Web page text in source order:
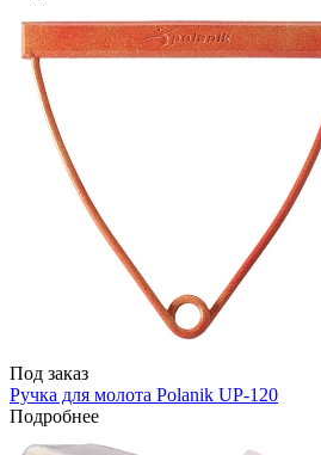
Под заказ
Ручка для молота Polanik UP-120
Подробнее